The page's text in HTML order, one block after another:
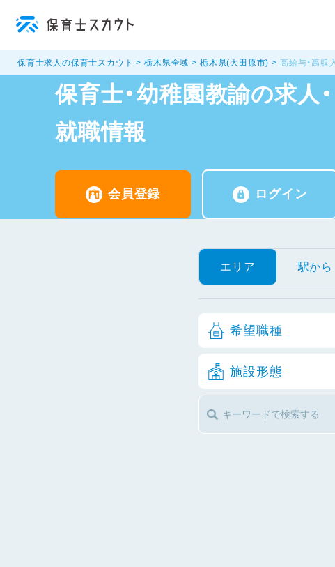
保育士求人の保育士スカウト 栃木県全域 栃木県(大田原市) 高給与・高収
保育士・幼稚園教諭の求人・
就職情報
会員登録 ログイン
エリア 駅から
希望職種
施設形態